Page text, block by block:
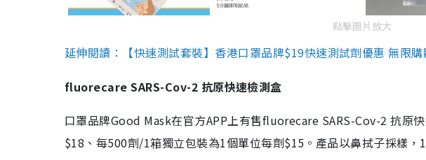
點擊圖片放大
延伸閱讀：【快速測試套裝】香港口罩品牌$19快速測試劑優惠 無限
fluorecare SARS-Cov-2 抗原快速檢測盒
口罩品牌Good Mask在官方APP上有售fluorecare SARS-Cov-2 抗原
$18、每500劑/1箱獨立包裝為1個單位每劑$15。產品以鼻拭子採樣，